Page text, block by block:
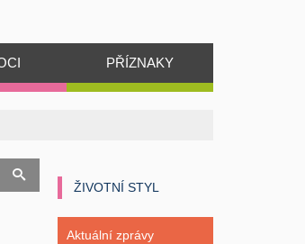
PŘÍZNAKY
ŽIVOTNÍ STYL
Aktuální zprávy